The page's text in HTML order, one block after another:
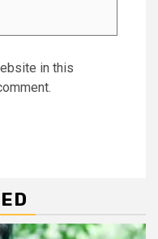
in this